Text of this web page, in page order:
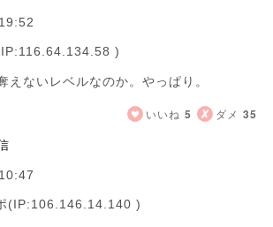
)
えないレベルなのか。やっぱり。
いいね 5 ダメ 35
(IP:106.146.14.140 )